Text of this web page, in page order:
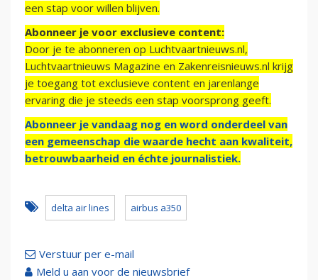
een stap voor willen blijven.
Abonneer je voor exclusieve content:
Door je te abonneren op Luchtvaartnieuws.nl,
Luchtvaartnieuws Magazine en Zakenreisnieuws.nl krijg
je toegang tot exclusieve content en jarenlange
ervaring die je steeds een stap voorsprong geeft.
Abonneer je vandaag nog en word onderdeel van
een gemeenschap die waarde hecht aan kwaliteit,
betrouwbaarheid en échte journalistiek.
delta air lines airbus a350
Verstuur per e-mail
Meld u aan voor de nieuwsbrief